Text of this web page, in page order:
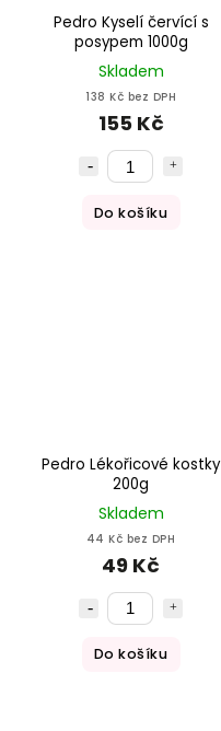
Pedro Kyselí červící s
posypem 1000g
Skladem
138 Kč bez DPH
155 Kč
Do košíku
Pedro Lékořicové kostky
200g
Skladem
44 Kč bez DPH
49 Kč
Do košíku